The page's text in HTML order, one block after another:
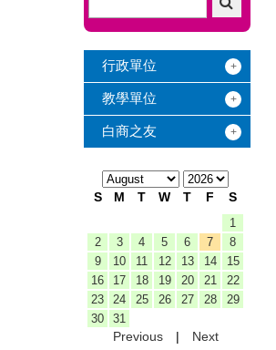
行政單位
教學單位
白商之友
S M T W T F S
1
2
3 4 5 6 7
8
9
10 11 12 13 14
15
16
17 18 19 20 21
22
23
24 25 26 27 28
29
30
31
Previous| Next